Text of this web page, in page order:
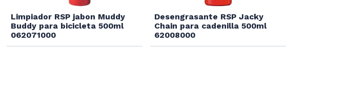
Limpiador RSP jabon Muddy
Buddy para bicicleta 500ml
062071000
Desengrasante RSP Jacky
Chain para cadenilla 500ml
62008000